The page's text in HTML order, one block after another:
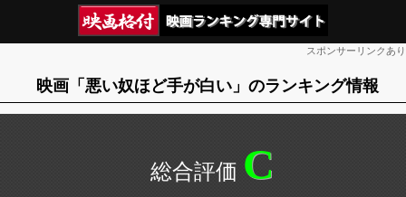
スポンサーリンクあり
映画「悪い奴ほど手が白い」のランキング情報
C